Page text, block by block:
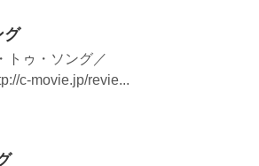
グ
トゥ・ソング／
c-movie.jp/revie...